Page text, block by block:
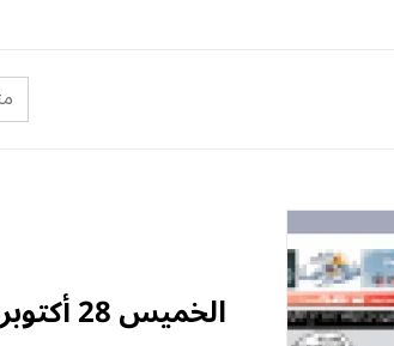
الخميس 28 أكتوبر 2010